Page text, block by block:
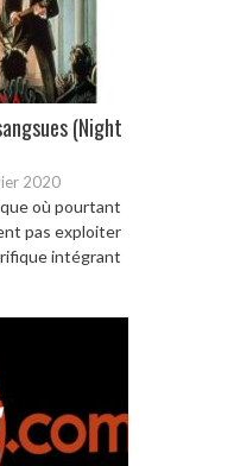
(Night
2020
où pourtant
pas exploiter
intégrant